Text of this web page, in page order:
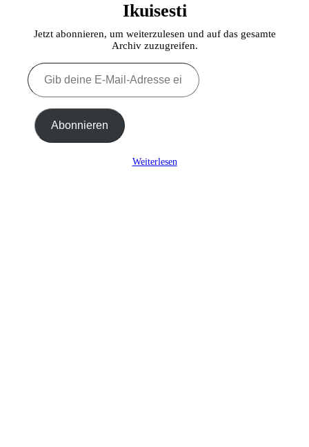
Ikuisesti
Jetzt abonnieren, um weiterzulesen und auf das gesamte
Archiv zuzugreifen.
Gib
deine
E-
Adresse
ein ... Abonnieren
Weiterlesen